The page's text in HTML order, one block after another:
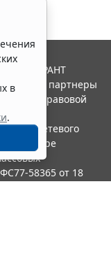
в
.
ГАРАНТ
и ее партнеры
правовой
сетевого
в сфере
58365 от 18